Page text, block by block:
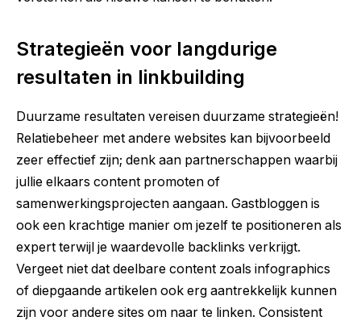
Strategieën voor langdurige
resultaten in linkbuilding
Duurzame resultaten vereisen duurzame strategieën!
Relatiebeheer met andere websites kan bijvoorbeeld
zeer effectief zijn; denk aan partnerschappen waarbij
jullie elkaars content promoten of
samenwerkingsprojecten aangaan. Gastbloggen is
ook een krachtige manier om jezelf te positioneren als
expert terwijl je waardevolle backlinks verkrijgt.
Vergeet niet dat deelbare content zoals infographics
of diepgaande artikelen ook erg aantrekkelijk kunnen
zijn voor andere sites om naar te linken. Consistent